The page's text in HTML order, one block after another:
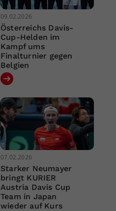
09.02.2026
Österreichs Davis-
Cup-Helden im
Kampf ums
Finalturnier gegen
Belgien
07.02.2026
Starker Neumayer
bringt KURIER
Austria Davis Cup
Team in Japan
wieder auf Kurs